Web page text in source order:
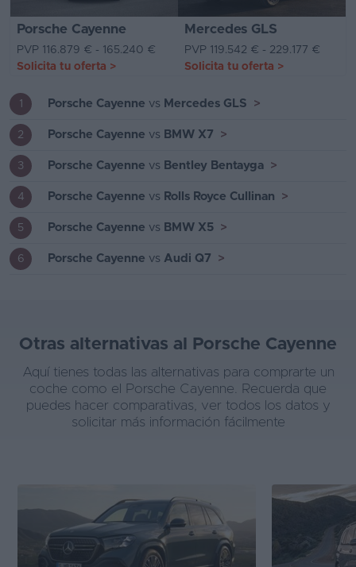
Porsche Cayenne Mercedes GLS
PVP 116.879 € - 165.240 €
PVP 119.542 € - 229.177 €
Solicita tu oferta > Solicita tu oferta >
1 Porsche Cayenne vs Mercedes GLS >
2 Porsche Cayenne vs BMW X7 >
3 Porsche Cayenne vs Bentley Bentayga >
4 Porsche Cayenne vs Rolls Royce Cullinan >
5 Porsche Cayenne vs BMW X5 >
6 Porsche Cayenne vs Audi Q7 >
Otras alternativas al Porsche Cayenne
Aquí tienes todas las alternativas para comprarte un
coche como el Porsche Cayenne. Recuerda que
puedes hacer comparativas, ver todos los datos y
solicitar más información fácilmente